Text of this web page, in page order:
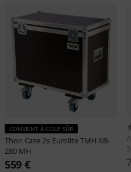
CONVIENT À COUP SÛR
Thon Case 2x Eurolite TMH XB-
280 MH
559 €